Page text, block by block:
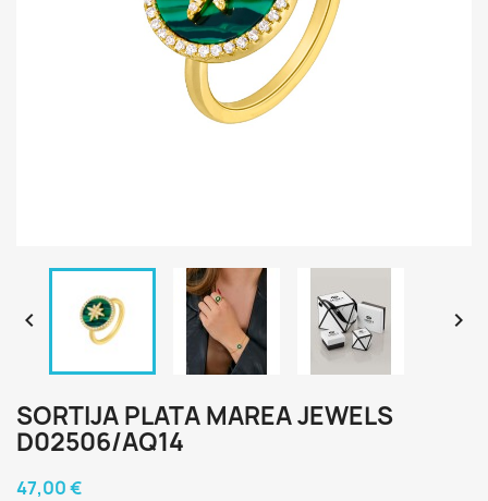
 
SORTIJA PLATA MAREA JEWELS
D02506/AQ14
47,00 €